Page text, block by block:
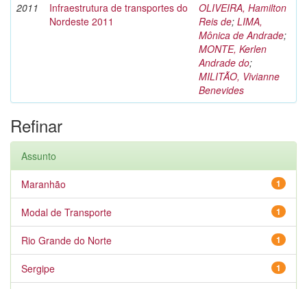
2011
Infraestrutura de transportes do
Nordeste 2011
OLIVEIRA, Hamilton
Reis de; LIMA,
Mônica de Andrade;
MONTE, Kerlen
Andrade do;
MILITÃO, Vivianne
Benevides
Refinar
Assunto
1
Maranhão
1
Modal de Transporte
1
Rio Grande do Norte
1
Sergipe